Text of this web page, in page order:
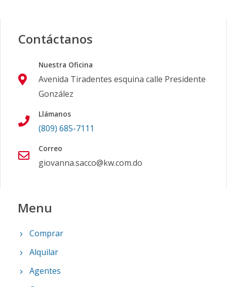
Contáctanos
Nuestra Oficina
Avenida Tiradentes esquina calle Presidente
González
Llámanos
(809) 685-7111
Correo
giovanna.sacco@kw.com.do
Menu
Comprar
Alquilar
Agentes